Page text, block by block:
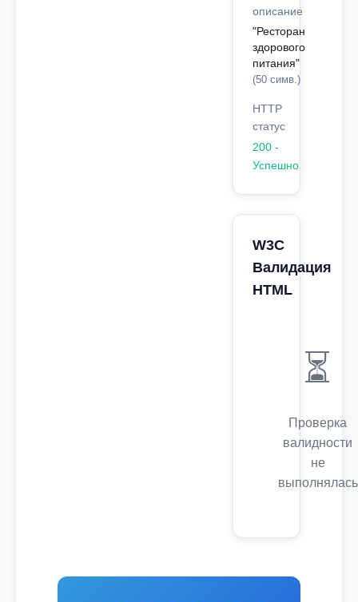
описание
"Ресторан
здорового
питания"
(50 симв.)
HTTP
статус
200 -
Успешно
W3C
Валидация
HTML
⏳
Проверка
валидности
не
выполнялась